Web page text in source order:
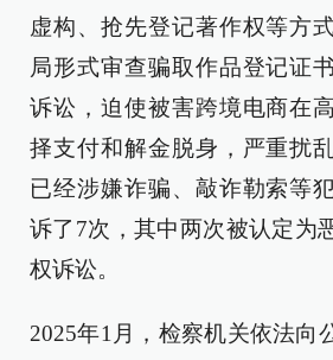
虚构、抢先登记著作权等方
局形式审查骗取作品登记证
诉讼，迫使被害跨境电商在
择支付和解金脱身，严重扰
已经涉嫌诈骗、敲诈勒索等
诉了7次，其中两次被认定为
权诉讼。
2025年1月，检察机关依法向